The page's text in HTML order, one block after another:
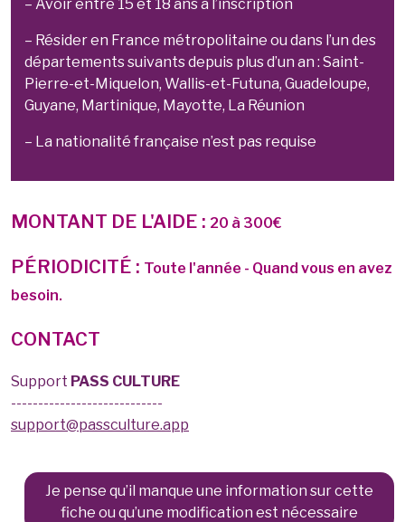
– Avoir entre 15 et 18 ans à l’inscription
– Résider en France métropolitaine ou dans l’un des
départements suivants depuis plus d’un an : Saint-
Pierre-et-Miquelon, Wallis-et-Futuna, Guadeloupe,
Guyane, Martinique, Mayotte, La Réunion
– La nationalité française n’est pas requise
MONTANT DE L'AIDE : 20 à 300€
PÉRIODICITÉ : Toute l'année - Quand vous en avez
besoin.
CONTACT
Support PASS CULTURE
----------------------------
support@passculture.app
Je pense qu’il manque une information sur cette
fiche ou qu’une modification est nécessaire